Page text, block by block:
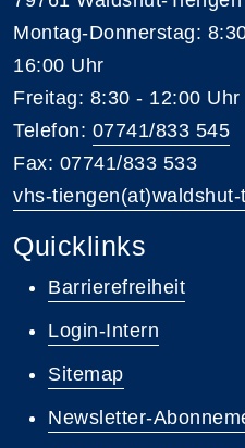
Montag-Donnerstag:
16:00 Uhr
Freitag: 8:30 - 12:00 Uhr
Telefon: 07741/833 545
Fax: 07741/833 533
vhs-
Quicklinks
Barrierefreiheit
Login-Intern
Sitemap
Newsletter-